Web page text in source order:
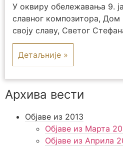
У оквиру обележавања 9.
славног композитора, Дом
своју славу, Светог
Детаљније »
Архива вести
Објаве из 2013
Објаве из Марта
Објаве из Априла